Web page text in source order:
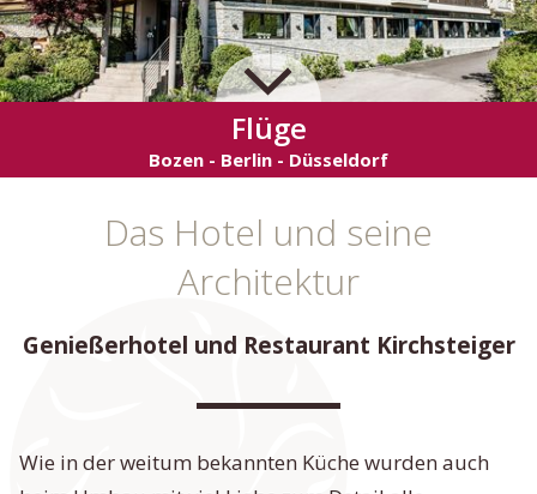
Flüge
Bozen - Berlin - Düsseldorf
Das Hotel und seine
Architektur
Genießerhotel und Restaurant Kirchsteiger
Wie in der weitum bekannten Küche wurden auch